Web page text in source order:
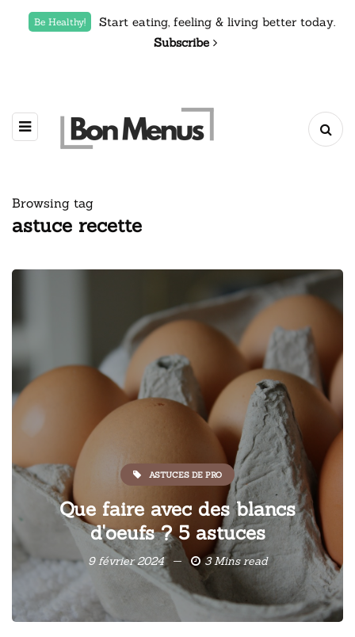
Be Healthy!
Start eating, feeling & living better today.
Subscribe
Browsing tag
astuce recette
ASTUCES DE PRO
Que faire avec des blancs
d'oeufs ? 5 astuces
9 février 2024 3 Mins read